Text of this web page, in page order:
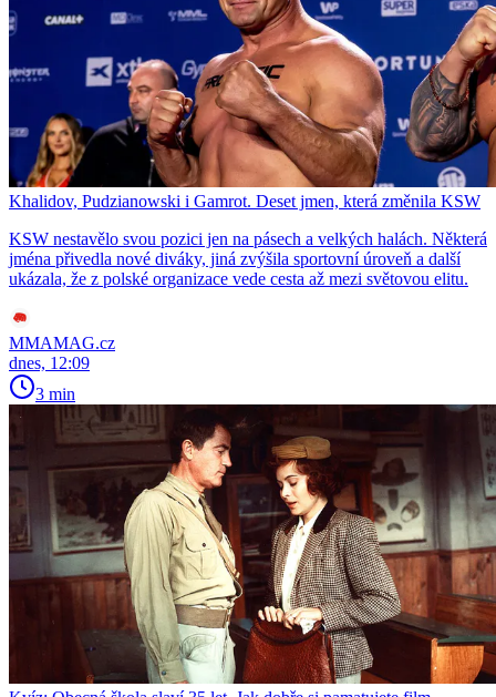
Khalidov, Pudzianowski i Gamrot. Deset jmen, která změnila KSW
KSW nestavělo svou pozici jen na pásech a velkých halách. Některá
jména přivedla nové diváky, jiná zvýšila sportovní úroveň a další
ukázala, že z polské organizace vede cesta až mezi světovou elitu.
MMAMAG.cz
dnes, 12:09
3 min